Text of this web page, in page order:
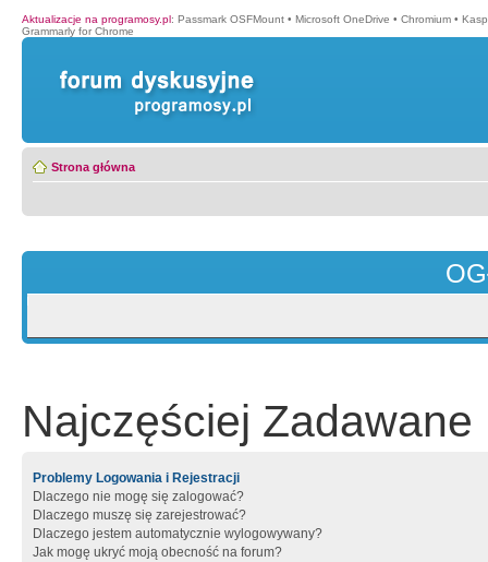
Aktualizacje na programosy.pl: Passmark OSFMount • Microsoft OneDrive • Chromium •
Grammarly for Chrome
Strona główna
Najczęściej Zadawane
Problemy Logowania i Rejestracji
Dlaczego nie mogę się zalogować?
Dlaczego muszę się zarejestrować?
Dlaczego jestem automatycznie wylogowywany?
Jak mogę ukryć moją obecność na forum?